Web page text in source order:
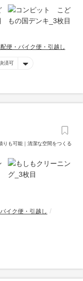
便・バイク便・引越し
済可
りも可能｜清潔な空間をつくる
イク便・引越し